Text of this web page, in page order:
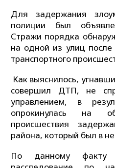
Для задержания
полиции был
Стражи порядка
на одной из улиц
транспортного
Как выяснилось,
совершил ДТП, не
управлением, в
опрокинулась на
происшествия
района, который был в
По данному факту